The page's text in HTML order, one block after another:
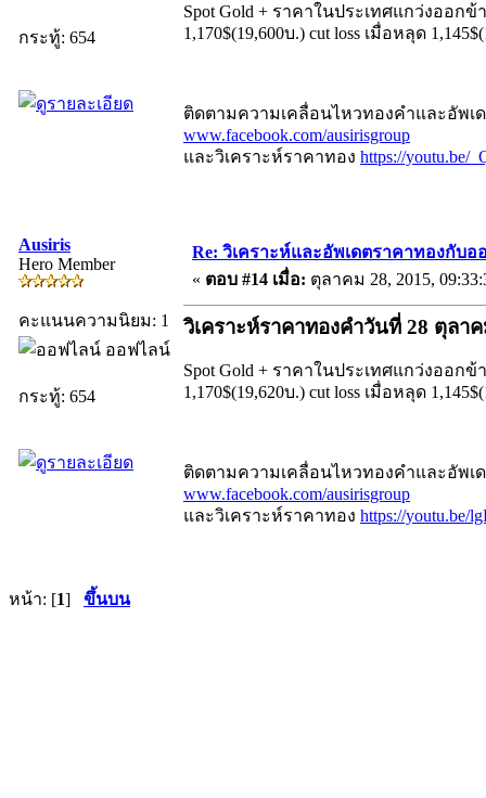
กระทู้: 654
Spot Gold + ราคาในประเทศแกว่งออกข้
1,170$(19,600บ.) cut loss เมื่อหลุด
ติดตามความเคลื่อนไหวทองคำและอัพเ
www.facebook.com/ausirisgroup
และวิเคราะห์ราคาทอง https://youtu.be/
Ausiris
Hero Member
คะแนนความนิยม: 1
ออฟไลน์
กระทู้: 654
Re: วิเคราะห์และอัพเดตราคาทองกับ
« ตอบ #14 เมื่อ: ตุลาคม 28, 2015,
วิเคราะห์ราคาทองคำวันที่ 28 ตุลา
Spot Gold + ราคาในประเทศแกว่งออกข้
1,170$(19,620บ.) cut loss เมื่อหลุด
ติดตามความเคลื่อนไหวทองคำและอัพเ
www.facebook.com/ausirisgroup
และวิเคราะห์ราคาทอง https://youtu.be/
หน้า: [1] ขึ้นบน